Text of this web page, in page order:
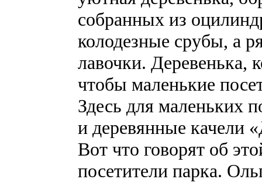
собранных из
колодезные срубы, а
лавочки. Деревенька,
чтобы маленькие
Здесь для маленьких
и деревянные качели
Вот что говорят об
посетители парка.